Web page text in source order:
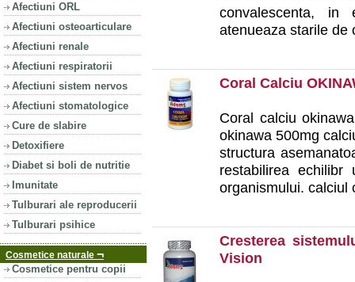
Afectiuni ORL
Afectiuni osteoarticulare
Afectiuni renale
Afectiuni respiratorii
Afectiuni sistem nervos
Afectiuni stomatologice
Cure de slabire
Detoxifiere
Diabet si boli de nutritie
Imunitate
Tulburari ale reproducerii
Tulburari psihice
Cosmetice naturale ¬
Cosmetice pentru copii
convalescenta, in
atenueaza starile de
Coral Calciu
Coral calciu
okinawa 500mg
structura
restabilirea
organismului. calciul
Cresterea
Vision